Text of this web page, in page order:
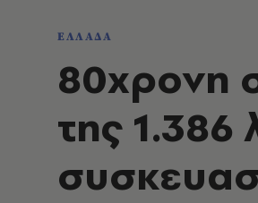
ΕΛΛΑΔΑ
80χρονη
της 1.386